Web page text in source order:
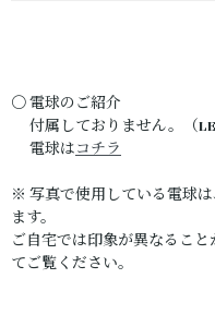
〇 電球のご紹介
付属しておりません。（
電球はコチラ
※ 写真で使用している電球
ます。
ご自宅では印象が異なるこ
てご覧ください。